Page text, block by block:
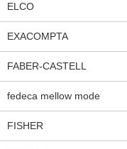
ELCO
EXACOMPTA
FABER-CASTELL
fedeca mellow mode
FISHER